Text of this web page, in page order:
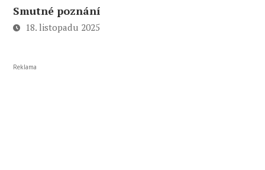
Smutné poznání
18. listopadu 2025
Reklama